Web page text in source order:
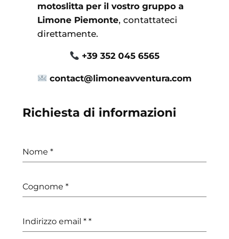
motoslitta per il vostro gruppo a
Limone Piemonte, contattateci
direttamente.
+39 352 045 6565
contact@limoneavventura.com
Richiesta di informazioni
Nome *
Cognome *
Indirizzo email * *